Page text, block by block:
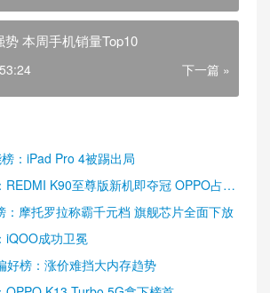
本周手机销量Top10
下一篇 »
：iPad Pro 4被踢出局
REDMI K90至尊版新机即夺冠 OPPO占据
：摩托罗拉称霸千元档 旗舰芯片全面下放
iQOO成功卫冕
好榜：涨价难挡大内存趋势